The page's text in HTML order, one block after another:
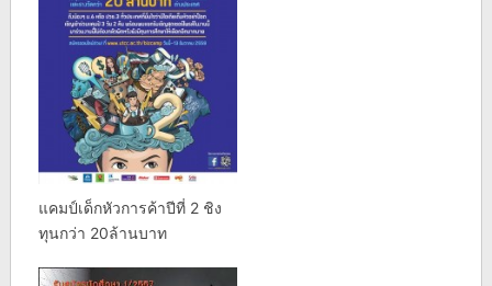
แคมป์เด็กหัวการค้าปีที่ 2 ชิง
ทุนกว่า 20ล้านบาท